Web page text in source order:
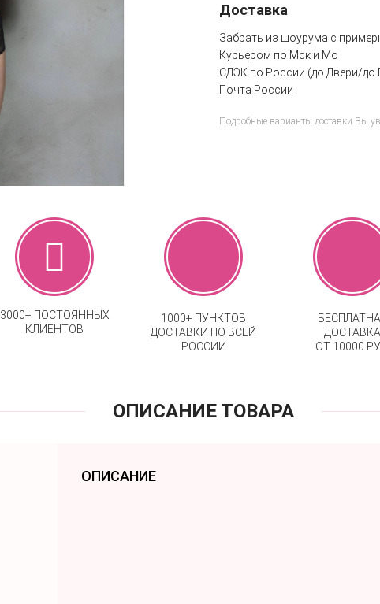
Доставка
Забрать из шоурума с
Курьером по Мск и Мо
СДЭК по России (до Двери/до
Почта России
Подробные варианты доставки Вы
3000+ ПОСТОЯННЫХ
КЛИЕНТОВ
1000+ ПУНКТОВ
ДОСТАВКИ ПО ВСЕЙ
РОССИИ
ДОСТАВКА
ОТ 10000
ОПИСАНИЕ ТОВАРА
ОПИСАНИЕ